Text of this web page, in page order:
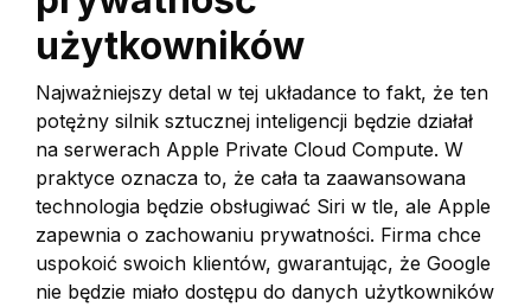
użytkowników
Najważniejszy detal w tej układance to fakt, że ten
potężny silnik sztucznej inteligencji będzie działał
na serwerach Apple Private Cloud Compute. W
praktyce oznacza to, że cała ta zaawansowana
technologia będzie obsługiwać Siri w tle, ale Apple
zapewnia o zachowaniu prywatności. Firma chce
uspokoić swoich klientów, gwarantując, że Google
nie będzie miało dostępu do danych użytkowników